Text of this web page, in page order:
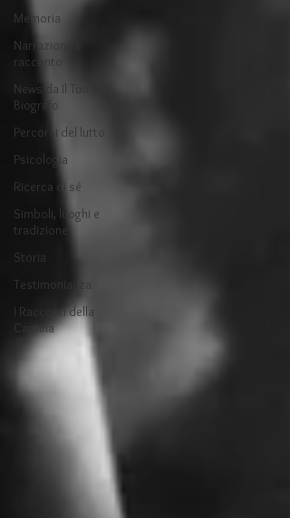
Memoria
Narrazione e
racconto
News da Il Tuo
Biografo
Percorsi del lutto
Psicologia
Ricerca di sé
Simboli, luoghi e
tradizione
Storia
Testimonianza
I Racconti della
Cantina